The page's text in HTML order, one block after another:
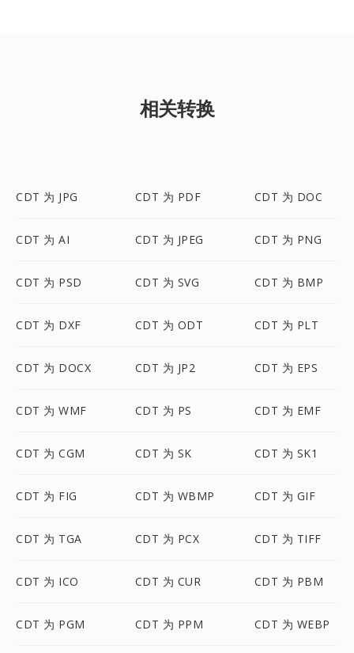
相关转换
CDT 为 JPG CDT 为 PDF CDT 为 DOC
CDT 为 AI CDT 为 JPEG CDT 为 PNG
CDT 为 PSD CDT 为 SVG CDT 为 BMP
CDT 为 DXF CDT 为 ODT CDT 为 PLT
CDT 为 DOCX CDT 为 JP2 CDT 为 EPS
CDT 为 WMF CDT 为 PS CDT 为 EMF
CDT 为 CGM CDT 为 SK CDT 为 SK1
CDT 为 FIG CDT 为 WBMP CDT 为 GIF
CDT 为 TGA CDT 为 PCX CDT 为 TIFF
CDT 为 ICO CDT 为 CUR CDT 为 PBM
CDT 为 PGM CDT 为 PPM CDT 为 WEBP